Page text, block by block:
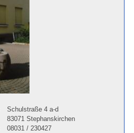
Schulstraße 4 a-d
83071 Stephanskirchen
08031 / 230427